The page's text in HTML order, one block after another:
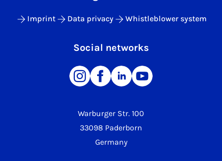
Warburger Str. 100
33098 Paderborn
Germany
Imprint Data privacy Whistleblower system
Social networks